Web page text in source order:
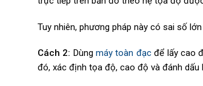
Tuy nhiên, phương pháp này có sai số
Cách 2: Dùng máy toàn đạcđể lấy cao
đó, xác định tọa độ, cao độ và đánh dấu